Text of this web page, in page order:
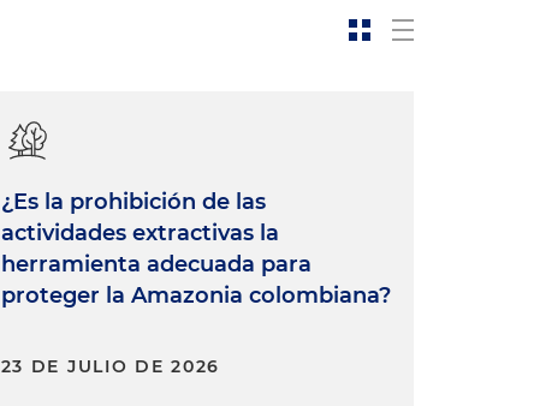
¿Es la prohibición de las
actividades extractivas la
herramienta adecuada para
proteger la Amazonia colombiana?
23 DE JULIO DE 2026